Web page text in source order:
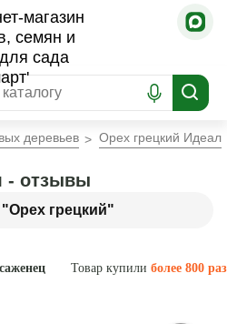
деревьев Орех грецкий Идеал
"Орех грецкий"
- отзывы
Товар купили более 800 раз